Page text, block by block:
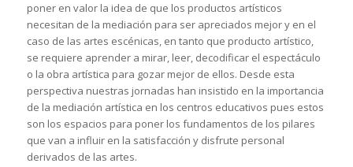
poner en valor la idea de que los productos artísticos
necesitan de la mediación para ser apreciados mejor y en el
caso de las artes escénicas, en tanto que producto artístico,
se requiere aprender a mirar, leer, decodificar el espectáculo
o la obra artística para gozar mejor de ellos. Desde esta
perspectiva nuestras jornadas han insistido en la importancia
de la mediación artística en los centros educativos pues estos
son los espacios para poner los fundamentos de los pilares
que van a influir en la satisfacción y disfrute personal
derivados de las artes.